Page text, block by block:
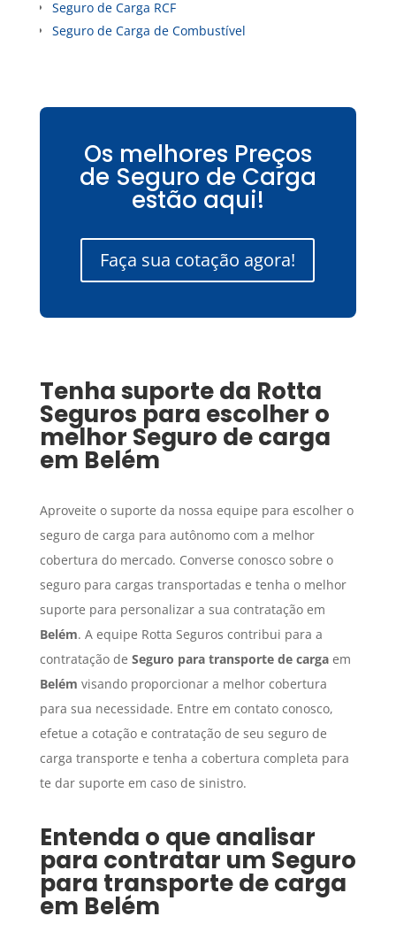
Seguro de Carga RCF
Seguro de Carga de Combustível
Os melhores Preços
de Seguro de Carga
estão aqui!
Faça sua cotação agora!
Tenha suporte da Rotta
Seguros para escolher o
melhor Seguro de carga
em Belém
Aproveite o suporte da nossa equipe para escolher o
seguro de carga para autônomo com a melhor
cobertura do mercado. Converse conosco sobre o
seguro para cargas transportadas e tenha o melhor
suporte para personalizar a sua contratação em
Belém. A equipe Rotta Seguros contribui para a
contratação de Seguro para transporte de cargaem
Belém visando proporcionar a melhor cobertura
para sua necessidade. Entre em contato conosco,
efetue a cotação e contratação de seu seguro de
carga transporte e tenha a cobertura completa para
te dar suporte em caso de sinistro.
Entenda o que analisar
para contratar um Seguro
para transporte de carga
em Belém